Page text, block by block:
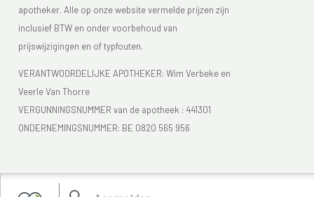
apotheker. Alle op onze website vermelde prijzen zijn
inclusief BTW en onder voorbehoud van
prijswijzigingen en of typfouten.
VERANTWOORDELIJKE APOTHEKER: Wim Verbeke en
Veerle Van Thorre
VERGUNNINGSNUMMER van de apotheek : 441301
ONDERNEMINGSNUMMER: BE 0820 565 956
Je vindt Apotheek Verbeke - Van Thorre in de FAGG lijst